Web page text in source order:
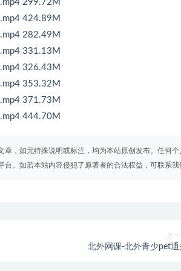
299.72M
424.89M
282.49M
331.13M
326.43M
353.32M
371.73M
444.70M
章，如无特殊说明或标注，均为本站原创发布。任何
台。如若本站内容侵犯了原著者的合法权益，可联系
上
北外网课-北外青少pet通